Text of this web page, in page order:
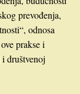
prevođenja,
odnosa
prakse i
društvenoj